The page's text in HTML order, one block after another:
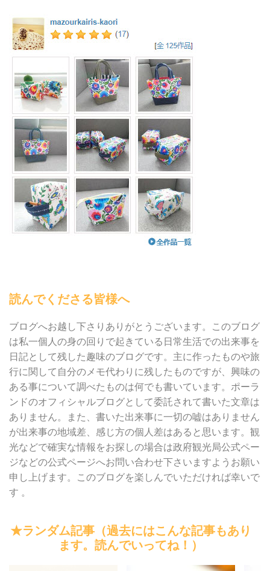
読んでくださる皆様へ
ブログへお越し下さりありがとうございます。このブログ
は私一個人の身の回りで起きている日常生活での出来事を
日記として残した趣味のブログです。主に作ったものや旅
行に関して自分のメモ代わりに残したものですが、興味の
ある事について調べたものは何でも書いています。ポーラ
ンドのオフィシャルブログとして委託されて書いた文章は
ありません。また、書いた出来事に一切の嘘はありません
が出来事の地域差、感じ方の個人差はあると思います。観
光などで確実な情報をお探しの場合は政府観光局公式ペー
ジなどの公式ページへお問い合わせ下さいますようお願い
申し上げます。このブログを楽しんでいただければ幸いで
す 。
★ランダム記事（過去にはこんな記事もあり
ます。読んでいってね！）